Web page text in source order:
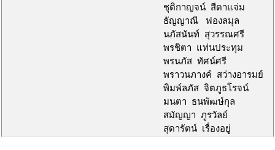
ชุติกาญจน์ สีดาแจ่ม
ธัญญาณี ฟองลมุล
นภัสนันท์ สุวรรณศรี
พรชิตา แท่นประทุม
พรนภัส ทัศน์ศรี
พราวนภางค์ สว่างอารมย์
พิมพ์ลภัส จิตภูธโรจน์
มนตา ธนพัฒษ์กุล
สมัญญา ภูรวัลย์
สุดารัตน์ เรื่องอยู่